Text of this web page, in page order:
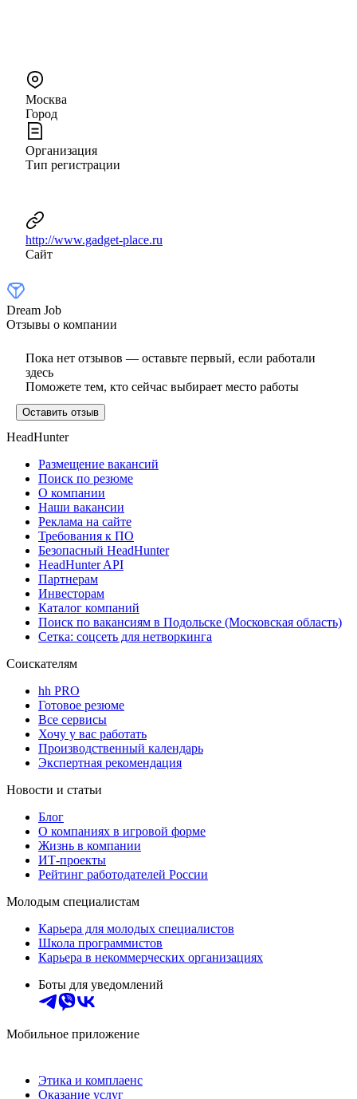
Москва
Город
Организация
Тип регистрации
http://www.gadget-place.ru
Сайт
Dream Job
Отзывы о компании
Пока нет отзывов — оставьте первый, если работали
здесь
Поможете тем, кто сейчас выбирает место работы
Оставить отзыв
HeadHunter
Размещение вакансий
Поиск по резюме
О компании
Наши вакансии
Реклама на сайте
Требования к ПО
Безопасный HeadHunter
HeadHunter API
Партнерам
Инвесторам
Каталог компаний
Поиск по вакансиям в Подольске (Московская область)
Сетка: соцсеть для нетворкинга
Соискателям
hh PRO
Готовое резюме
Все сервисы
Хочу у вас работать
Производственный календарь
Экспертная рекомендация
Новости и статьи
Блог
О компаниях в игровой форме
Жизнь в компании
ИТ-проекты
Рейтинг работодателей России
Молодым специалистам
Карьера для молодых специалистов
Школа программистов
Карьера в некоммерческих организациях
Боты для уведомлений
Мобильное приложение
Этика и комплаенс
Оказание услуг